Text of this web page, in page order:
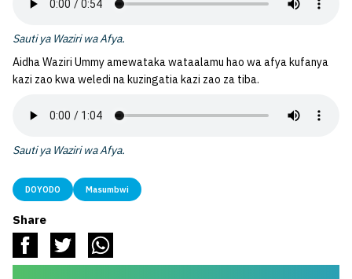
Sauti ya Waziri wa Afya.
Aidha Waziri Ummy amewataka wataalamu hao wa afya kufanya
kazi zao kwa weledi na kuzingatia kazi zao za tiba.
Sauti ya Waziri wa Afya.
DOYODO Masumbwi
Share